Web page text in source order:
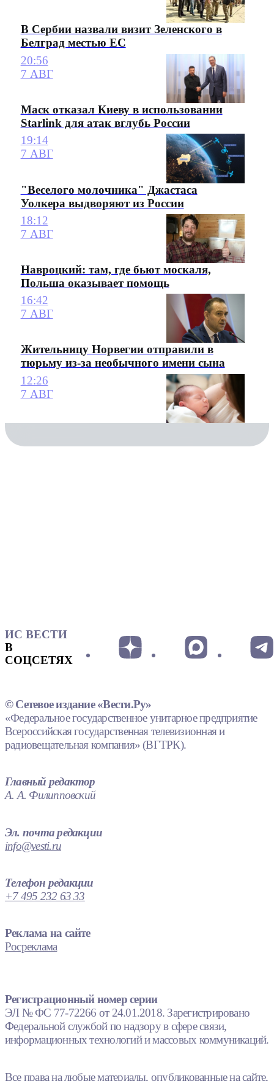
В Сербии назвали визит Зеленского в
Белград местью ЕС
20:56
7 АВГ
Маск отказал Киеву в использовании
Starlink для атак вглубь России
19:14
7 АВГ
"Веселого молочника" Джастаса
Уолкера выдворяют из России
18:12
7 АВГ
Навроцкий: там, где бьют москаля,
Польша оказывает помощь
16:42
7 АВГ
Жительницу Норвегии отправили в
тюрьму из-за необычного имени сына
12:26
7 АВГ
ИС ВЕСТИ
В
СОЦСЕТЯХ
© Сетевое издание «Вести.Ру»
«Федеральное государственное унитарное предприятие
Всероссийская государственная телевизионная и
радиовещательная компания» (ВГТРК).
Главный редактор
А. А. Филипповский
Эл. почта редакции
info@vesti.ru
Телефон редакции
+7 495 232 63 33
Реклама на сайте
Росреклама
Регистрационный номер серии
ЭЛ № ФС 77-72266 от 24.01.2018. Зарегистрировано
Федеральной службой по надзору в сфере связи,
информационных технологий и массовых коммуникаций.
Все права на любые материалы, опубликованные на сайте,